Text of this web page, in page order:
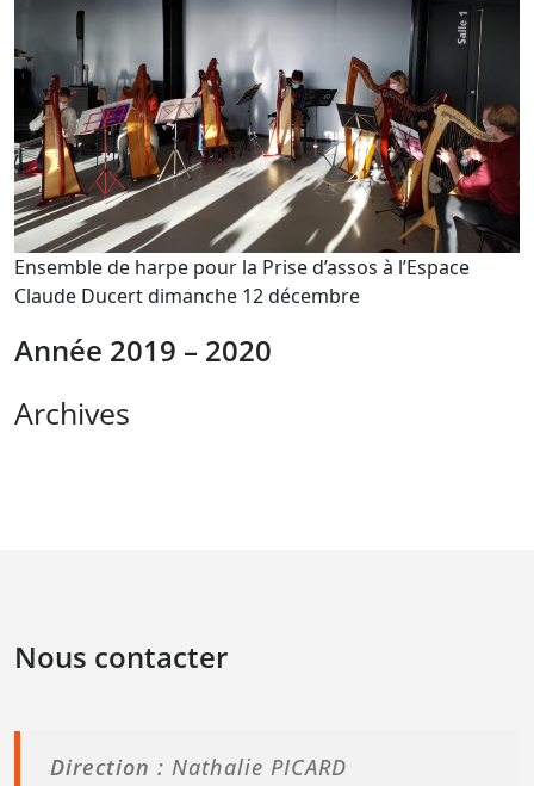
Ensemble de harpe pour la Prise d’assos à l’Espace
Claude Ducert dimanche 12 décembre
Année 2019 – 2020
Archives
Nous contacter
Direction : Nathalie PICARD